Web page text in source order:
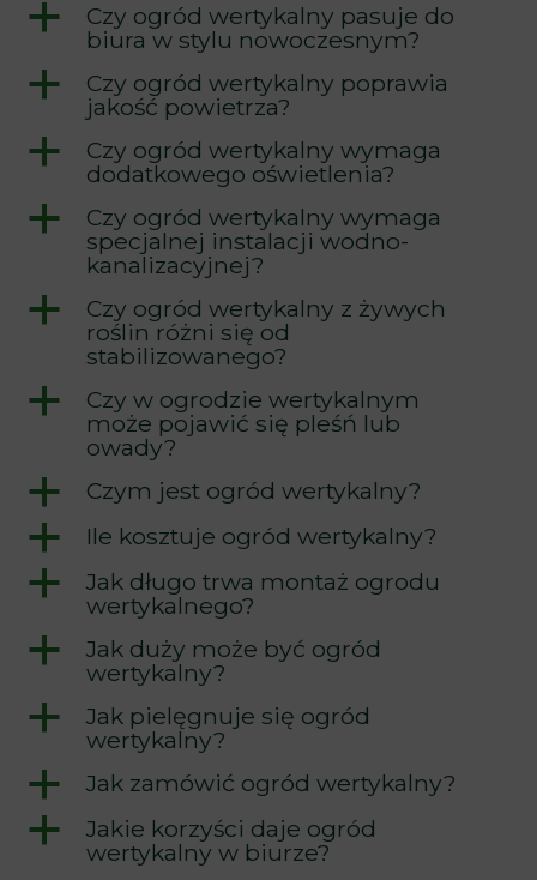
a
Czy ogród wertykalny pasuje do
biura w stylu nowoczesnym?
a
Czy ogród wertykalny poprawia
jakość powietrza?
a
Czy ogród wertykalny wymaga
dodatkowego oświetlenia?
a
Czy ogród wertykalny wymaga
specjalnej instalacji wodno-
kanalizacyjnej?
a
Czy ogród wertykalny z żywych
roślin różni się od
stabilizowanego?
a
Czy w ogrodzie wertykalnym
może pojawić się pleśń lub
owady?
a Czym jest ogród wertykalny?
a Ile kosztuje ogród wertykalny?
a
Jak długo trwa montaż ogrodu
wertykalnego?
a
Jak duży może być ogród
wertykalny?
a
Jak pielęgnuje się ogród
wertykalny?
a Jak zamówić ogród wertykalny?
a
Jakie korzyści daje ogród
wertykalny w biurze?